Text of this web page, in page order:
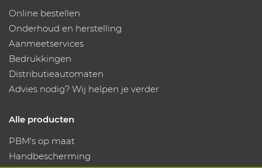
Online bestellen
Onderhoud en herstelling
Aanmeetservices
Bedrukkingen
Distributieautomaten
Advies nodig? Wij helpen je verder
Alle producten
PBM's op maat
Handbescherming